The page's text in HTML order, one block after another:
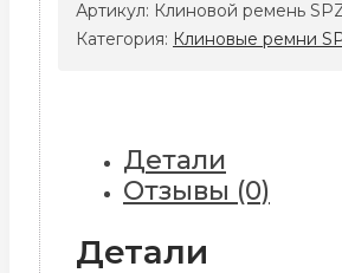
SPZ
Артикул: Клиновой ремень
Категория: Клиновые ремни
Детали
Отзывы (0)
Детали